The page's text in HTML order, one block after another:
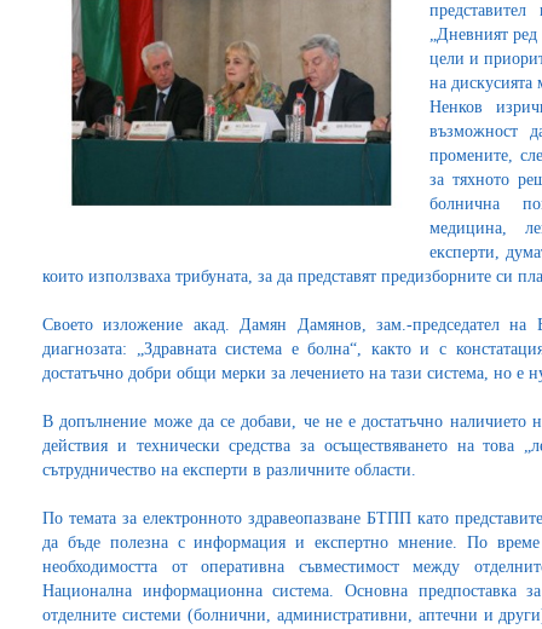
„Дневният ред
цели и
на дискусията
Ненков
възможност
промените,
за тяхното
болнична
медицина,
експерти,
които използваха трибуната, за да представят предизборните си
Своето изложение акад. Дамян Дамянов, зам.-председател
диагнозата: „Здравната система е болна“, както и с
достатъчно добри общи мерки за лечението на тази система, но е
В допълнение може да се добави, че не е достатъчно наличието
действия и технически средства за осъществяването на това
сътрудничество на експерти в различните области.
По темата за електронното здравеопазване БТПП като
да бъде полезна с информация и експертно мнение. По
необходимостта от оперативна съвместимост между
Национална информационна система. Основна предпоставка
отделните системи (болнични, административни, аптечни и